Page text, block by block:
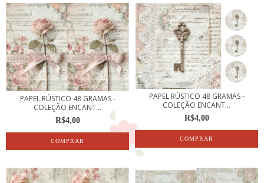
PAPEL RÚSTICO 48 GRAMAS -
COLEÇÃO ENCANT...
R$4,00
PAPEL RÚSTICO 48 GRAMAS -
COLEÇÃO ENCANT...
R$4,00